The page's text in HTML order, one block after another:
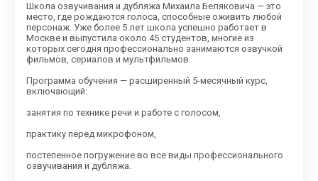
Школа озвучивания и дубляжа Михаила Беляковича — это
место, где рождаются голоса, способные оживить любой
персонаж. Уже более 5 лет школа успешно работает в
Москве и выпустила около 45 студентов, многие из
которых сегодня профессионально занимаются озвучкой
фильмов, сериалов и мультфильмов.
Программа обучения — расширенный 5-месячный курс,
включающий:
занятия по технике речи и работе с голосом,
практику перед микрофоном,
постепенное погружение во все виды профессионального
озвучивания и дубляжа.